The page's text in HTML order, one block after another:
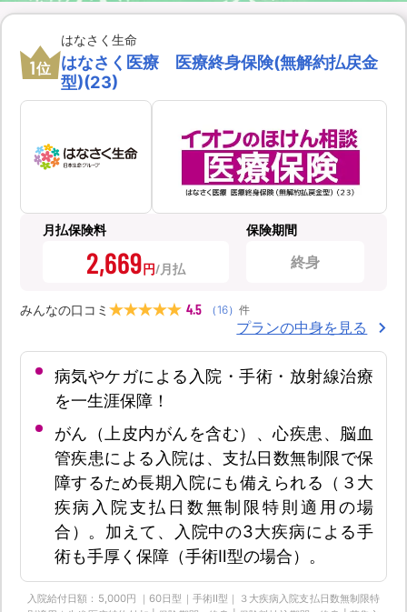
1位
はなさく生命
はなさく医療 医療終身保険(無解約払戻金
型)(23)
月払保険料
2,669円
保険期間
終身
みんなの口コミ 4.5 （ 16） 件
プランの中身を見る
病気やケガによる入院・手術・放射線治療
を一生涯保障！
がん（上皮内がんを含む）、心疾患、脳血
管疾患による入院は、支払日数無制限で保
障するため長期入院にも備えられる（３大
疾病入院支払日数無制限特則適用の場
合）。加えて、入院中の3大疾病による手
術も手厚く保障（手術Ⅱ型の場合）。
入院給付日額：5,000円 ｜60日型｜手術Ⅱ型｜３大疾病入院支払日数無制限特